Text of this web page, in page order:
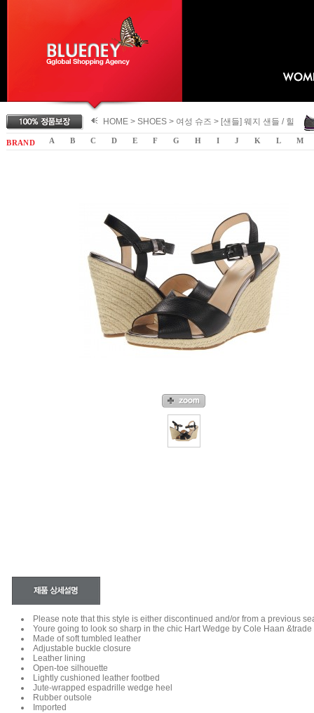
HOME > SHOES> 여성 슈즈 > [샌들] 웨지 샌들 / 힐
B R A N D A B C D E F G H I J K L M
Please note that this style is either discontinued and/or from a previous
Youre going to look so sharp in the chic Hart Wedge by Cole Haan &trade
Made of soft tumbled leather
Adjustable buckle closure
Leather lining
Open-toe silhouette
Lightly cushioned leather footbed
Jute-wrapped espadrille wedge heel
Rubber outsole
Imported